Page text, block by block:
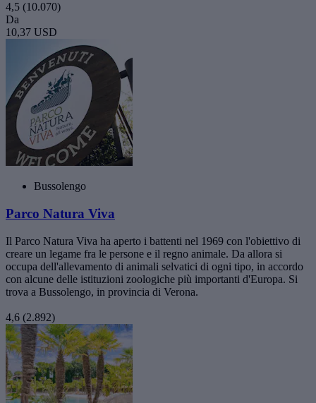
4,5 (10.070)
Da
10,37 USD
Bussolengo
Parco Natura Viva
Il Parco Natura Viva ha aperto i battenti nel 1969 con l'obiettivo di
creare un legame fra le persone e il regno animale. Da allora si
occupa dell'allevamento di animali selvatici di ogni tipo, in accordo
con alcune delle istituzioni zoologiche più importanti d'Europa. Si
trova a Bussolengo, in provincia di Verona.
4,6 (2.892)